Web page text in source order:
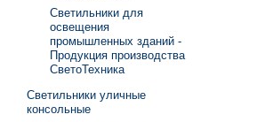
Светильники для
освещения
промышленных зданий -
Продукция производства
СветоТехника
Светильники уличные
консольные